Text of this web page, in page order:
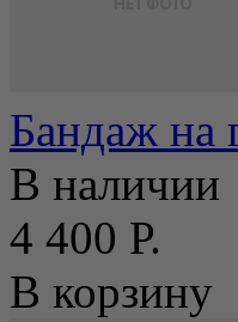
Бандаж на
В наличии
4 400 Р.
В корзину